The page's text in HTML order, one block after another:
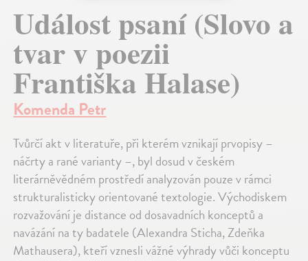
Událost psaní (Slovo a
tvar v poezii
Františka Halase)
Komenda Petr
Tvůrčí akt v literatuře, při kterém vznikají prvopisy –
náčrty a rané varianty –, byl dosud v českém
literárněvědném prostředí analyzován pouze v rámci
strukturalisticky orientované textologie. Východiskem
rozvažování je distance od dosavadních konceptů a
navázání na ty badatele (Alexandra Sticha, Zdeňka
Mathausera), kteří vznesli vážné výhrady vůči konceptu